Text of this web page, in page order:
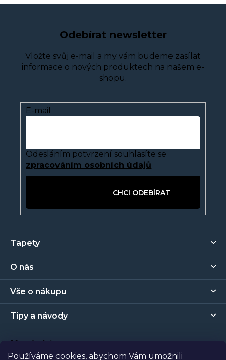
Používáme cookies, abychom Vám umožnili
Odebírat newsletter
Vložte svůj e-mail a my vám budeme zasílat
informace o nových produktech na našem e-
shopu.
E-mail
Odesláním potvrzení souhlasíte se
zpracováním osobních údajů
a
í
Tapety
O nás
Vše o nákupu
Tipy a návody
Kontakt